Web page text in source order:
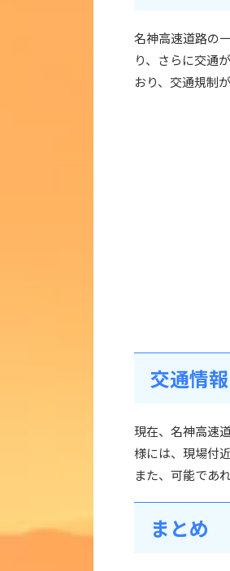
名神高速道路の
り、さらに交通
おり、交通規制
交通情
現在、名神高速
様には、現場付
また、可能であ
まとめ